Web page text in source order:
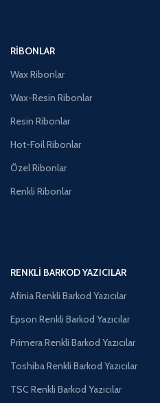
RIBONLAR
Wax Ribonlar
Wax-Resin Ribonlar
Resin Ribonlar
Hot-Foil Ribonlar
Özel Ribonlar
Renkli Ribonlar
RENKLI BARKOD YAZICILAR
Afinia Renkli Barkod Yazıcılar
Epson Renkli Barkod Yazıcılar
Primera Renkli Barkod Yazıcılar
Toshiba Renkli Barkod Yazıcılar
TSC Renkli Barkod Yazıcılar